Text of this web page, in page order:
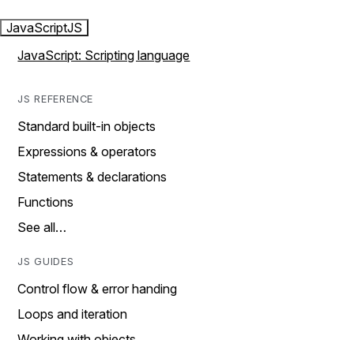
JavaScriptJS
JavaScript: Scripting language
JS REFERENCE
Standard built-in objects
Expressions & operators
Statements & declarations
Functions
See all…
JS GUIDES
Control flow & error handing
Loops and iteration